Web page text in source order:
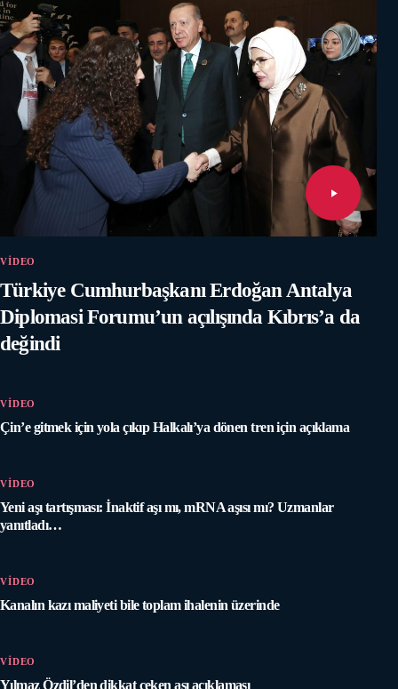
VİDEO
Türkiye Cumhurbaşkanı Erdoğan Antalya
Diplomasi Forumu’un açılışında Kıbrıs’a da
değindi
VİDEO
Çin’e gitmek için yola çıkıp Halkalı’ya dönen tren için açıklama
VİDEO
Yeni aşı tartışması: İnaktif aşı mı, mRNA aşısı mı? Uzmanlar
yanıtladı…
VİDEO
Kanalın kazı maliyeti bile toplam ihalenin üzerinde
VİDEO
Yılmaz Özdil’den dikkat çeken aşı açıklaması